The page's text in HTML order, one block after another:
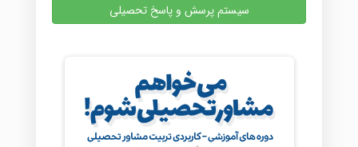
سیستم پرسش و پاسخ تحصیلی